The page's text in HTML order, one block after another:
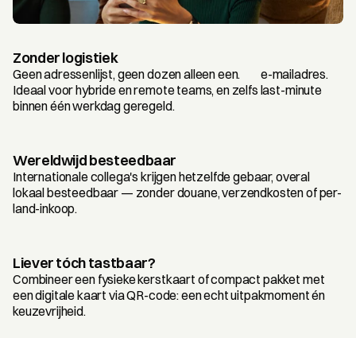
Zonder logistiek
Geen adressenlijst, geen dozen alleen een.         e-mailadres.
Ideaal voor hybride en remote teams, en zelfs last-minute
binnen één werkdag geregeld.
Wereldwijd besteedbaar
Internationale collega's krijgen hetzelfde gebaar, overal
lokaal besteedbaar — zonder douane, verzendkosten of per-
land-inkoop.
Liever tóch tastbaar?
Combineer een fysieke kerstkaart of compact pakket met
een digitale kaart via QR-code: een echt uitpakmoment én
keuzevrijheid.